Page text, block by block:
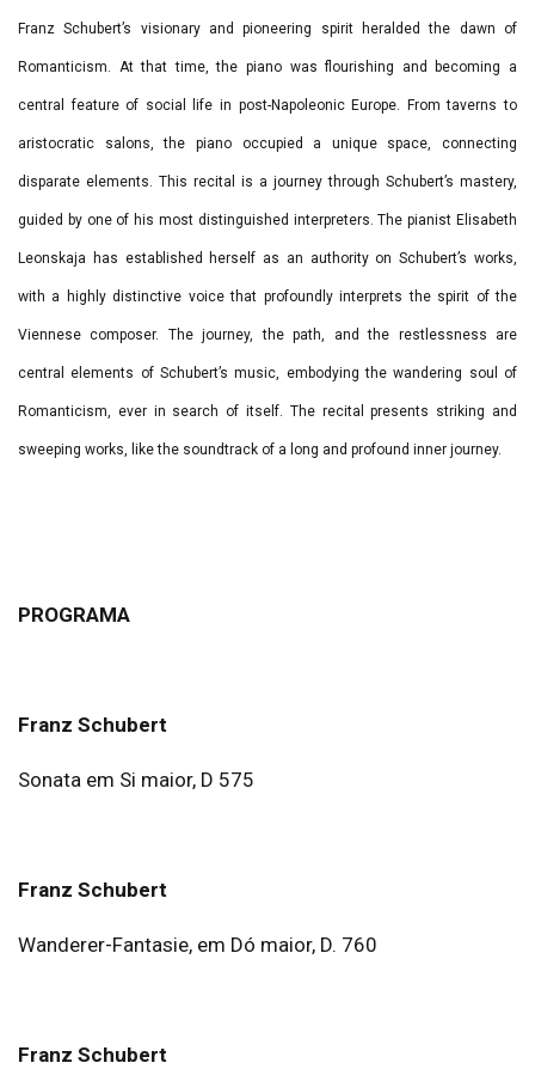
Franz Schubert’s visionary and pioneering spirit heralded the dawn of
Romanticism. At that time, the piano was flourishing and becoming a
central feature of social life in post-Napoleonic Europe. From taverns to
aristocratic salons, the piano occupied a unique space, connecting
disparate elements. This recital is a journey through Schubert’s mastery,
guided by one of his most distinguished interpreters. The pianist Elisabeth
Leonskaja has established herself as an authority on Schubert’s works,
with a highly distinctive voice that profoundly interprets the spirit of the
Viennese composer. The journey, the path, and the restlessness are
central elements of Schubert’s music, embodying the wandering soul of
Romanticism, ever in search of itself. The recital presents striking and
sweeping works, like the soundtrack of a long and profound inner journey.
PROGRAMA
Franz Schubert
Sonata em Si maior, D 575
Franz Schubert
Wanderer-Fantasie, em Dó maior, D. 760
Franz Schubert